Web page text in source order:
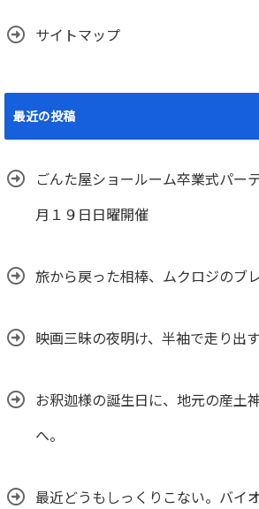
サイトマップ
最近の投稿
ごんた屋ショールーム卒業式パー
月１９日日曜開催
旅から戻った相棒、ムクロジのブ
映画三昧の夜明け、半袖で走り出す
お釈迦様の誕生日に、地元の産土
へ。
最近どうもしっくりこない。バイ